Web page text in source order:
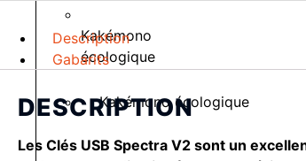
Kakémono
écologique
Kakémono écologique
Description
Gabarits
DESCRIPTION
Les Clés USB Spectra V2 sont un